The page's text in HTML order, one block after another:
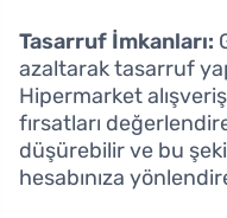
Tasarruf İmkanları:
azaltarak tasarruf
Hipermarket
fırsatları
düşürebilir ve bu
hesabınıza